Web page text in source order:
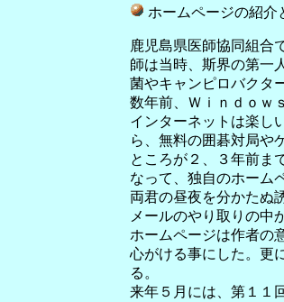
ホームページの紹介
鹿児島県医師協同組合
師は当時、斯界の第一
菌やキャンピロバクタ
数年前、Ｗｉｎｄｏｗ
インターネットは楽し
ら、無料の囲碁対局や
ところが２、３年前ま
なって、独自のホーム
両君の昼夜を分かたぬ
メールのやり取りの中
ホームページは作者の
心がける事にした。更
る。
来年５月には、第１１